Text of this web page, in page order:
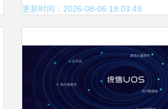
更新时间：2026-08-06 19:03:49